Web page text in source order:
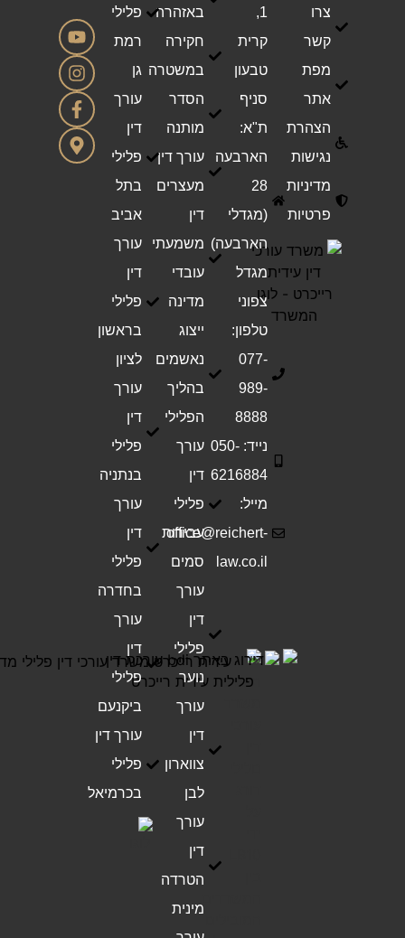
צרו
קשר
מפת
אתר
הצהרת
נגישות
מדיניות
פרטיות
1,
קרית
טבעון
סניף
ת"א:
הארבעה
28
(מגדלי
הארבעה)
מגדל
צפוני
טלפון:
077-
989-
8888
נייד: 050-
6216884
מייל:
office@reichert-
law.co.il
באזהרה
חקירה
במשטרה
הסדר
מותנה
עורך דין
מעצרים
דין
משמעתי
עובדי
מדינה
ייצוג
נאשמים
בהליך
הפלילי
עורך
דין
פלילי
עבירות
סמים
עורך
דין
פלילי
נוער
עורך
דין
צווארון
לבן
עורך
דין
הטרדה
מינית
פלילי
רמת
גן
עורך
דין
פלילי
בתל
אביב
עורך
דין
פלילי
בראשון
לציון
עורך
דין
פלילי
בנתניה
עורך
דין
פלילי
בחדרה
עורך
דין
פלילי
ביקנעם
עורך דין
פלילי
בכרמיאל